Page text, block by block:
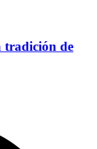
tradición de